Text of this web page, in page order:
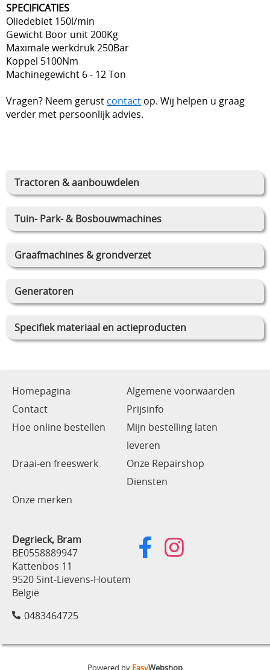
Tractoren & aanbouwdelen
Tuin- Park- & Bosbouwmachines
Graafmachines & grondverzet
Generatoren
Specifiek materiaal en actieproducten
SPECIFICATIES
Oliedebiet 150l/min
Gewicht Boor unit 200Kg
Maximale werkdruk 250Bar
Koppel 5100Nm
Machinegewicht 6 - 12 Ton
Vragen? Neem gerust contact op. Wij helpen u graag
verder met persoonlijk advies.
Homepagina
Algemene voorwaarden
Contact
Prijsinfo
Hoe online bestellen
Mijn bestelling laten
leveren
Draai-en freeswerk
Onze Repairshop
Diensten
Onze merken
Degrieck, Bram
BE0558889947
Kattenbos 11
9520 Sint-Lievens-Houtem
België
0483464725
Powered by EasyWebshop